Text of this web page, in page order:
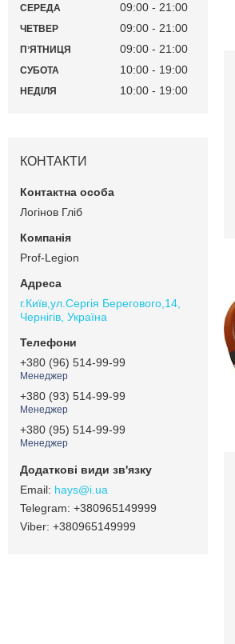
СЕРЕДА 09:00 21:00
ЧЕТВЕР 09:00 21:00
ПʼЯТНИЦЯ 09:00 21:00
СУБОТА 10:00 19:00
НЕДІЛЯ 10:00 19:00
КОНТАКТИ
Логінов Гліб
Prof-Legion
г.Київ,ул.Сергiя Берегового,14,
Чернігів, Україна
+380 (96) 514-99-99
Менеджер
+380 (93) 514-99-99
Менеджер
+380 (95) 514-99-99
Менеджер
hays@i.ua
+380965149999
+380965149999